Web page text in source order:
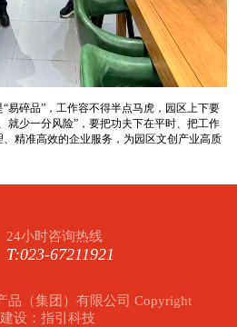
易碎品”，工作容不得半点马虎，园区上下要
就少一分风险”，要把功夫下在平时、把工作
精准高效的企业服务，为园区文创产业高质
24小时咨询热线
T:023-67211921
品（集团）有限公司 Copyright
设：指引科技